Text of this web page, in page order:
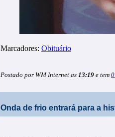
Marcadores: Obituário
Postado por WM Internet as 13:19 e tem
Onda de frio entrará para a